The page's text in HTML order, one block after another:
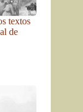
textos
de